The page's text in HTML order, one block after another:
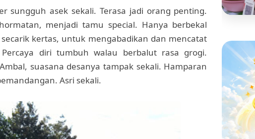
sungguh asek sekali. Terasa jadi orang penting.
menjadi tamu special. Hanya berbekal
kertas, untuk mengabadikan dan mencatat
diri tumbuh walau berbalut rasa grogi.
suasana desanya tampak sekali. Hamparan
Asri sekali.
yang